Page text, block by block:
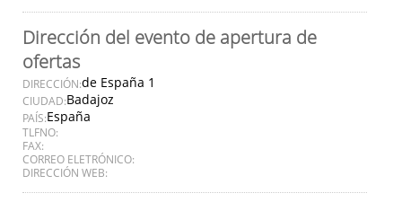
Dirección del evento de apertura de
ofertas
DIRECCIÓN:de España 1
CIUDAD:Badajoz
PAÍS:España
TLFNO:
FAX:
CORREO ELETRÓNICO:
DIRECCIÓN WEB: